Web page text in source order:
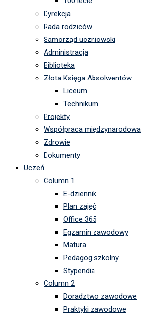
Dyrekcja
Rada rodziców
Samorząd uczniowski
Administracja
Biblioteka
Złota Księga Absolwentów
Liceum
Technikum
Projekty
Współpraca międzynarodowa
Zdrowie
Dokumenty
Uczeń
Column 1
E-dziennik
Plan zajęć
Office 365
Egzamin zawodowy
Matura
Pedagog szkolny
Stypendia
Column 2
Doradztwo zawodowe
Praktyki zawodowe